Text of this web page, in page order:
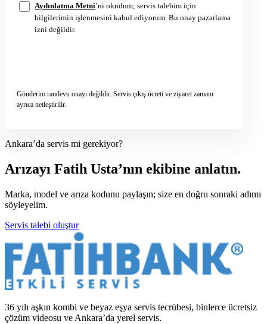
Aydınlatma Metni’ni okudum; servis talebim için
bilgilerimin işlenmesini kabul ediyorum. Bu onay pazarlama
izni değildir.
Gönderim randevu onayı değildir. Servis çıkış ücreti ve ziyaret zamanı
ayrıca netleştirilir.
Ankara’da servis mi gerekiyor?
Arızayı Fatih Usta’nın ekibine anlatın.
Marka, model ve arıza kodunu paylaşın; size en doğru sonraki adımı
söyleyelim.
Servis talebi oluştur
36 yılı aşkın kombi ve beyaz eşya servis tecrübesi, binlerce ücretsiz
çözüm videosu ve Ankara’da yerel servis.